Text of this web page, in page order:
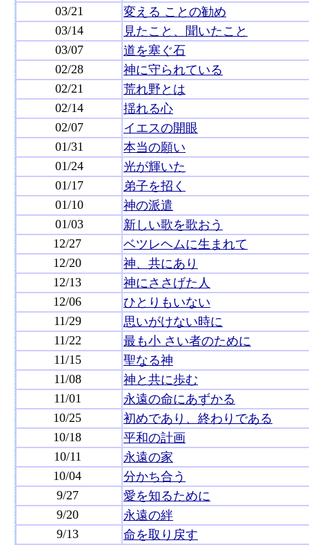
03/21
変える ことの勧め
03/14
見たこと、聞いたこと
03/07
道を塞ぐ石
02/28
神に守られている
02/21
荒れ野とは
02/14
揺れる心
02/07
イエスの開眼
01/31
本当の願い
01/24
光が輝いた
01/17
弟子を招く
01/10
神の派遣
01/03
新しい歌を歌おう
12/27
ベツレヘムに生まれて
12/20
神、共にあり
12/13
神にささげた人
12/06
ひとりもいない
11/29
思いがけない時に
11/22
最も小 さい者のために
11/15
聖なる神
11/08
神と共に歩む
11/01
永遠の命にあずかる
10/25
初めであり、終わりである
10/18
平和の計画
10/11
永遠の家
10/04
分かち合う
9/27
愛を知るために
9/20
永遠の絆
9/13
命を取り戻す